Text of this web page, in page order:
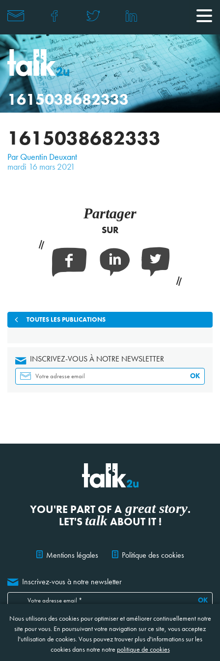
1615038682333
1615038682333
Par Quentin Deuxant
mardi 16 mars 2021
Partager
SUR
TOUTES LES PUBLICATIONS
INSCRIVEZ-VOUS À NOTRE NEWSLETTER
OK
YOU'RE PART OF Agreat story.
LET'S talkABOUT IT !
Mentions légales Politique des cookies
Inscrivez-vous à notre newsletter
Je confirme avoir lu, compris et acceptéles informations ci-jointes
concernant la protection et le traitement de mes données
* Ces champs sont obligatoires
OK
Nous utilisons des cookies pour optimiser et améliorer continuellement notre
site pour vous. En poursuivant votre navigation sur ce site, vous acceptez
l'utilisation de cookies. Vous pouvez trouver plus d'informations sur les
cookies dans notre notre politique de cookies